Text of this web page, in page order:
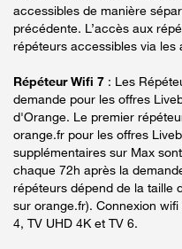
accessibles de manière
précédente. L’accès aux
répéteurs accessibles via les
Répéteur Wifi 7 : Les
demande pour les offres
d'Orange. Le premier
orange.fr pour les offres
supplémentaires sur Max
chaque 72h après la
répéteurs dépend de la taille
sur orange.fr). Connexion
4, TV UHD 4K et TV 6.